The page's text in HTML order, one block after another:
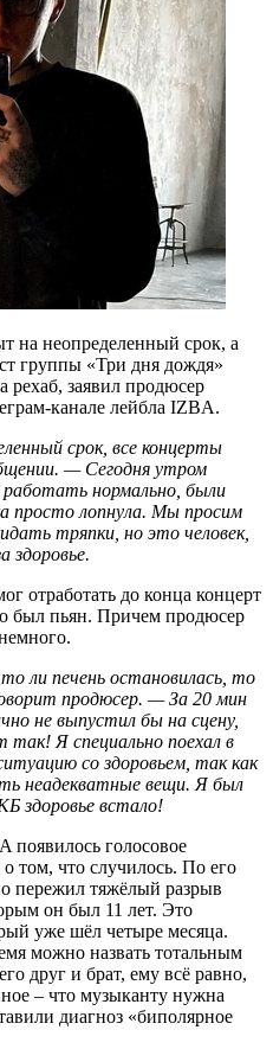
на неопределенный срок, а
группы «Три дня дождя»
рехаб, заявил продюсер
канале лейбла IZBA.
срок, все концерты
— Сегодня утром
работать нормально, были
просто лопнула. Мы просим
тряпки, но это человек,
здоровье.
отработать до конца концерт
был пьян. Причем продюсер
ли печень остановилась, то
продюсер. — За 20 мин
не выпустил бы на сцену,
так! Я специально поехал в
со здоровьем, так как
неадекватные вещи. Я был
здоровье встало!
появилось голосовое
том, что случилось. По его
пережил тяжёлый разрыв
он был 11 лет. Это
уже шёл четыре месяца.
можно назвать тотальным
друг и брат, ему всё равно,
– что музыканту нужна
диагноз «биполярное